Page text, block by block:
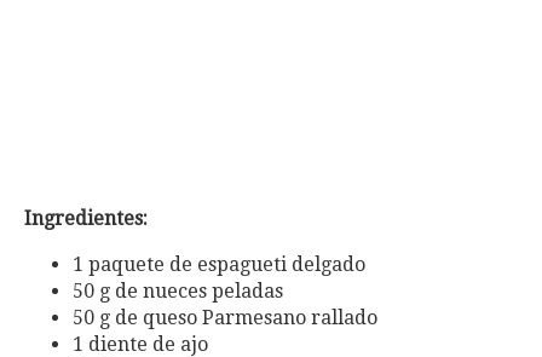
Ingredientes:
1 paquete de espagueti delgado
50 g de nueces peladas
50 g de queso Parmesano rallado
1 diente de ajo